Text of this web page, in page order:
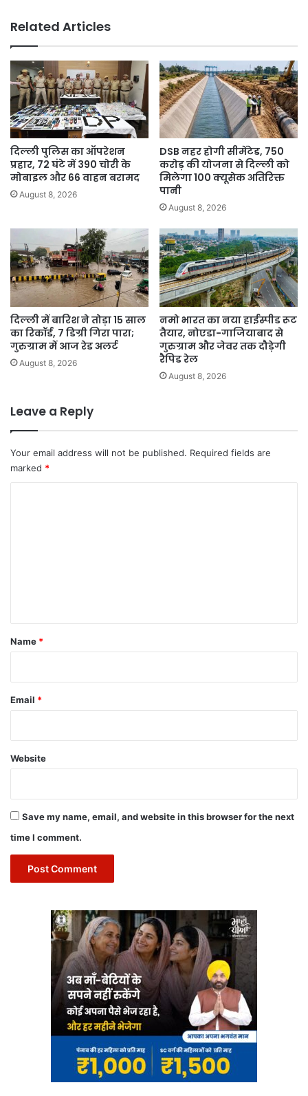
development
में
अड़चनें
डालना
बंद
करें”
Related Articles
दिल्ली पुलिस का ऑपरेशन
प्रहार, 72 घंटे में 390 चोरी के
मोबाइल और 66 वाहन बरामद
August 8, 2026
DSB नहर होगी सीमेंटेड, 750
करोड़ की योजना से दिल्ली को
मिलेगा 100 क्यूसेक अतिरिक्त
पानी
August 8, 2026
दिल्ली में बारिश ने तोड़ा 15 साल
का रिकॉर्ड, 7 डिग्री गिरा पारा;
गुरुग्राम में आज रेड अलर्ट
August 8, 2026
नमो भारत का नया हाईस्पीड रूट
तैयार, नोएडा-गाजियाबाद से
गुरुग्राम और जेवर तक दौड़ेगी
रैपिड रेल
August 8, 2026
Leave a Reply
Your email address will not be published. Required fields are
marked *
*
Name *
Email *
Website
Save my name, email, and website in this browser for the next
time I comment.